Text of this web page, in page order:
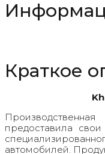
Краткое
предоставила
автомобилей.